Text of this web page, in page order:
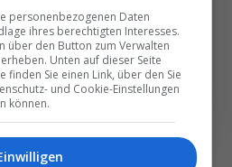
ENTDECKEN
personenbezogenen Daten
ihres berechtigten Interesses.
über den Button zum Verwalten
Unten auf dieser Seite
finden Sie einen Link, über den Sie
und Cookie-Einstellungen
können.